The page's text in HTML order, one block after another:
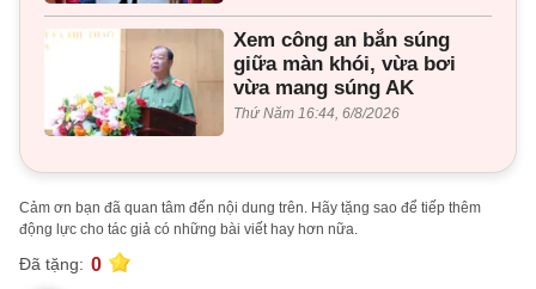
Xem công an bắn súng
giữa màn khói, vừa bơi
vừa mang súng AK
Thứ Năm 16:44, 6/8/2026
Cảm ơn bạn đã quan tâm đến nội dung trên. Hãy tặng sao để tiếp thêm
động lực cho tác giả có những bài viết hay hơn nữa.
Đã tặng: 0